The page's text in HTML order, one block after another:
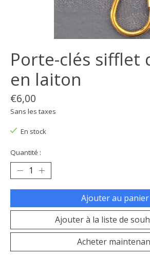
Porte-clés sifflet
en laiton
€6,00
Sans les taxes
En stock
Quantité :
Ajouter au panier
Ajouter à la liste de
Acheter